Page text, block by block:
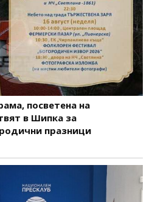
посветена на
в Шипка за
празници